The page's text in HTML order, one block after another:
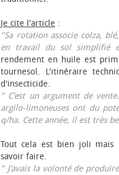
Je cite l'article :
"Sa rotation associe colza,
en travail du sol simplifié
rendement en huile est
tournesol. L'itinéraire
d'insecticide.
" C’est un argument de
argilo-limoneuses ont du
q/ha. Cette année, il est très
Tout cela est bien joli mais
savoir faire.
" J’avais la volonté de